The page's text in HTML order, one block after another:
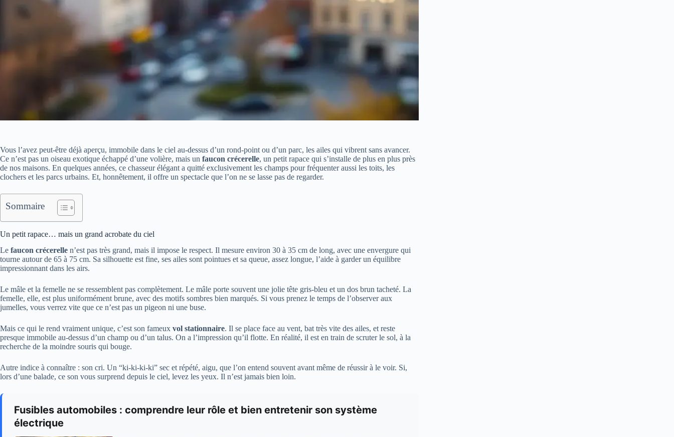
Vous l’avez peut‑être déjà aperçu, immobile dans le ciel au‑dessus d’un rond‑point ou d’un parc, les ailes qui vibrent sans avancer.
Ce n’est pas un oiseau exotique échappé d’une volière, mais un faucon crécerelle, un petit rapace qui s’installe de plus en plus près
de nos maisons. En quelques années, ce chasseur élégant a quitté exclusivement les champs pour fréquenter aussi les toits, les
clochers et les parcs urbains. Et, honnêtement, il offre un spectacle que l’on ne se lasse pas de regarder.
Sommaire
Un petit rapace… mais un grand acrobate du ciel
Le faucon crécerelle n’est pas très grand, mais il impose le respect. Il mesure environ 30 à 35 cm de long, avec une envergure qui
tourne autour de 65 à 75 cm. Sa silhouette est fine, ses ailes sont pointues et sa queue, assez longue, l’aide à garder un équilibre
impressionnant dans les airs.
Le mâle et la femelle ne se ressemblent pas complètement. Le mâle porte souvent une jolie tête gris‑bleu et un dos brun tacheté. La
femelle, elle, est plus uniformément brune, avec des motifs sombres bien marqués. Si vous prenez le temps de l’observer aux
jumelles, vous verrez vite que ce n’est pas un pigeon ni une buse.
Mais ce qui le rend vraiment unique, c’est son fameux vol stationnaire. Il se place face au vent, bat très vite des ailes, et reste
presque immobile au‑dessus d’un champ ou d’un talus. On a l’impression qu’il flotte. En réalité, il est en train de scruter le sol, à la
recherche de la moindre souris qui bouge.
Autre indice à connaître : son cri. Un “ki‑ki‑ki‑ki” sec et répété, aigu, que l’on entend souvent avant même de réussir à le voir. Si,
lors d’une balade, ce son vous surprend depuis le ciel, levez les yeux. Il n’est jamais bien loin.
Fusibles automobiles : comprendre leur rôle et bien entretenir son système
électrique